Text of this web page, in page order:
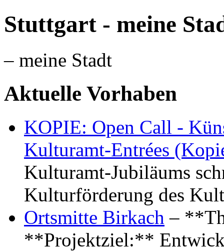
Stuttgart - meine
– meine Stadt
Aktuelle Vorhaben
KOPIE: Open Call -
Kulturamt-Entrées
Kulturamt-Jubiläums
Kulturförderung des
Ortsmitte Birkach –
**Projektziel:**